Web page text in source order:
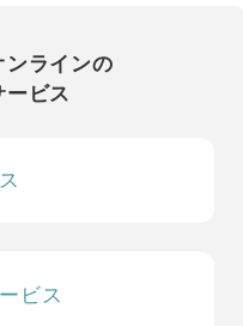
ンラインの
ービス
ビス